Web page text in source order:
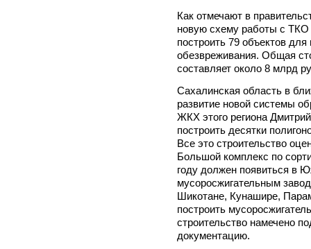
Как отмечают в
новую схему работы с ТКО
построить 79 объектов
обезвреживания. Общая
составляет около 8 млрд
Сахалинская область в
развитие новой системы
ЖКХ этого региона
построить десятки
Все это строительство
Большой комплекс по
году должен появиться в
мусоросжигательным
Шикотане, Кунашире,
построить
строительство намечено
документацию.